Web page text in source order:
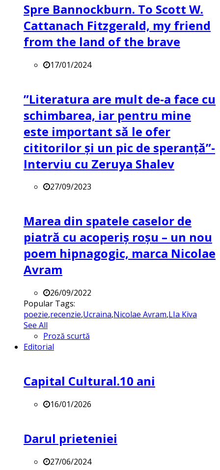
Spre Bannockburn. To Scott W.
Cattanach Fitzgerald, my friend
from the land of the brave
17/01/2024
”Literatura are mult de-a face cu
schimbarea, iar pentru mine
este important să le ofer
cititorilor și un pic de speranță”-
Interviu cu Zeruya Shalev
27/09/2023
Marea din spatele caselor de
piatră cu acoperiș roșu – un nou
poem hipnagogic, marca Nicolae
Avram
26/09/2022
Popular Tags:
poezie,recenzie,Ucraina,Nicolae Avram,LIa Kiva
See All
Proză scurtă
Editorial
Capital Cultural.10 ani
16/01/2026
Darul prieteniei
27/06/2024